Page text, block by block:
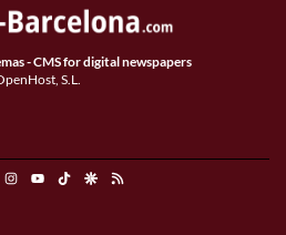
- CMS for digital newspapers
S.L.
InstagramTikTokGoogle Discover